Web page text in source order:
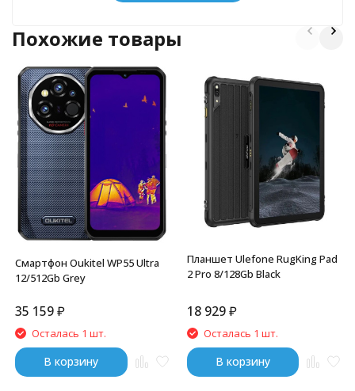
Похожие товары
Смартфон Oukitel WP55 Ultra
12/512Gb Grey
35 159₽
Осталась 1 шт.
В корзину
Планшет Ulefone RugKing Pad
2 Pro 8/128Gb Black
18 929 ₽
Осталась 1 шт.
В корзину